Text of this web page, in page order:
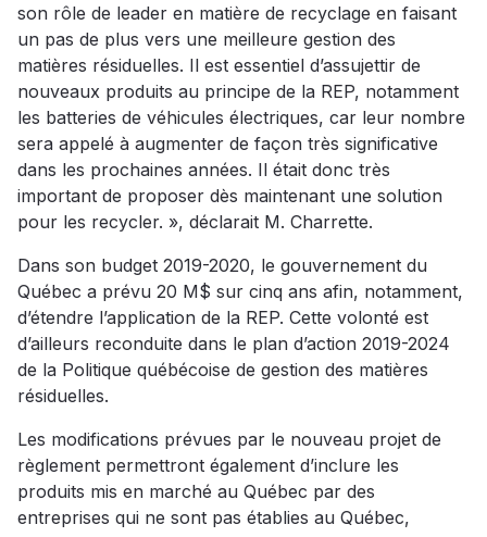
son rôle de leader en matière de recyclage en faisant
un pas de plus vers une meilleure gestion des
matières résiduelles. Il est essentiel d’assujettir de
nouveaux produits au principe de la REP, notamment
les batteries de véhicules électriques, car leur nombre
sera appelé à augmenter de façon très significative
dans les prochaines années. Il était donc très
important de proposer dès maintenant une solution
pour les recycler. », déclarait M. Charrette.
Dans son budget 2019-2020, le gouvernement du
Québec a prévu 20 M$ sur cinq ans afin, notamment,
d’étendre l’application de la REP. Cette volonté est
d’ailleurs reconduite dans le plan d’action 2019-2024
de la Politique québécoise de gestion des matières
résiduelles.
Les modifications prévues par le nouveau projet de
règlement permettront également d’inclure les
produits mis en marché au Québec par des
entreprises qui ne sont pas établies au Québec,